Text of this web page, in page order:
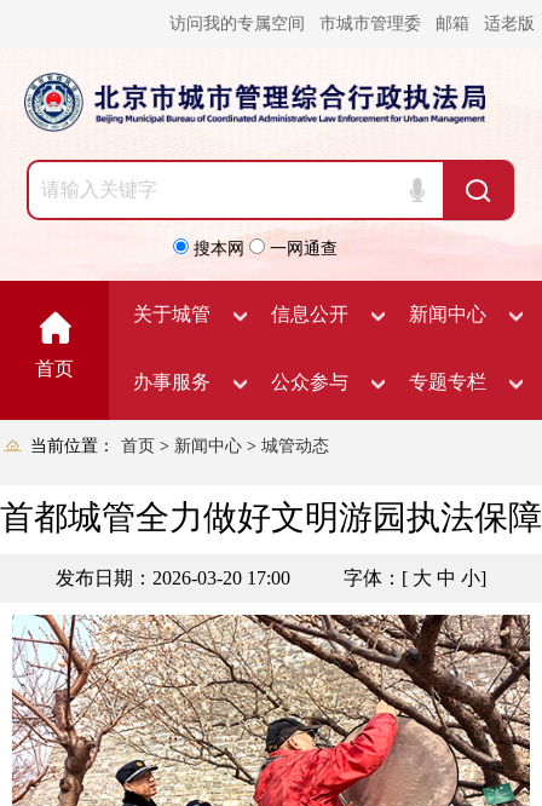
访问我的专属空间 市城市管理委 邮箱 适老版
搜本网 一网通查
首页
关于城管 信息公开 新闻中心
办事服务 公众参与 专题专栏
当前位置： 首页 > 新闻中心 > 城管动态
首都城管全力做好文明游园执法保障
发布日期：2026-03-20 17:00 字体：[ 大 中 小]